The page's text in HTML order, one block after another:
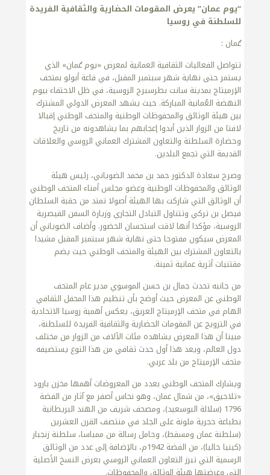
“يوم عمان” يعرض المقومات الحضارية والثقافية الفريدة
للسلطنة في روسيا
عُمان :
تتواصل الفعاليات الثقافية العمانية لمعرض «يوم عُمان» الذي
يستمر حتى نهاية شهر سبتمبر المقبل، في قاعة أبولو بمتحف
الإرميتاج بمدينة سانت بطرسبرج الروسية، في ظل الاحتفاء بيوم
النهضة العُمانية المباركة. حيث يشهد المعرض الدولي المشترك
بين هيئة الوثائق والمحفوظات الوطنية والمتحف الوطني إقبالا
لافتا من الزوار الذين أبدوا إعجابهم بما يشاهدونه من تاريخ
وحضارة السلطنة والتعاون المشترك العماني الروسي والعلاقات
القديمة التي تجمع البلدين.
وصرح سعادة الدكتور حمد بن محمد الضوياني، رئيس هيئة
الوثائق والمحفوظات الوطنية وعضو مجلس أمناء المتحف الوطني
أن الوثائق التي شاركت بها الهيئة أصولا تمتد من حقبة السلطان
فيصل بن تركي وتتناول التبادل التجاري وزيارة السفن القيصرية
الروسية، مؤكدا أنها لاقت استحسان الحضور. وأضاف الضوياني أن
المعرض سيكون مفتوحا حتى نهاية شهر سبتمبر المقبل مشيدا
بالتعاون المشترك بين الهيئة والمتحف الوطني حيث يضم
مقتنيات أثرية عمانية ثمينة.
من جانبه تحدث جمال بن حسن الموسوي مدير عام المتحف
الوطني عن المعرض حيث أوضح بأن تنظيم هذا المحفل الثقافي
الهام في متحف الإرميتاج العريق، يعكس أهمية روسيا الاتحادية
في الترويج عن المقومات الحضارية والثقافية الفريدة للسلطنة،
مبينا أن هذا المعرض يشاهده مئات الآلاف من الزوار من مختلف
دول العالم، ويعد هذا أول حدث ثقافي من هذا النوع يستضيفه
متحف الإرميتاج من بلد عربي.
ويشارك المتحف الوطني بعدد من المعروضات أهمها مخزن بارود
«تلاحيق»، من شمال عمان، وهو نحاس أصفر مع آثار من الفضة
1796 (سلالة البوسعيد)، ومصحف شريف من الهند البريطانية
بطباعة حجرية ملونة على الجلد في منتصف القرن العشرين
(سلطنة عمان ومسقط)، وحامل رسالة من ممباسا، سلطنة زنجبار
(كينيا حاليا)، من الفضة 1942م، بالإضافة إلى عدد من الوثائق
الرسمية التي تبرز التعاون العماني الروسي بعرض النسخ الأصلية